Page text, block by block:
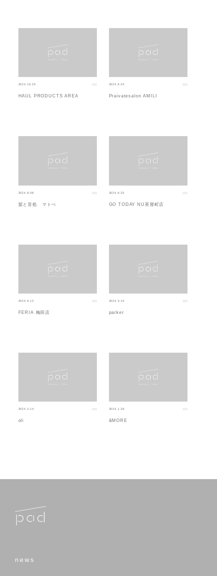
2024.10.25
HAUL PRODUCTS AREA
2024.9.24
Praivatesalon AMILI
2024.8.08
髪と音処 マトぺ
2024.6.25
GO TODAY NU茶屋町店
2024.6.12
FERIA 梅田店
2024.3.15
parker
2024.2.14
oli
2024.1.28
&MORE
news